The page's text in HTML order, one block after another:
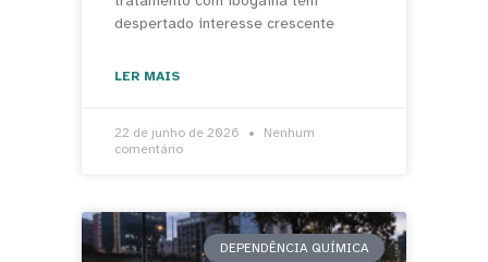
despertado interesse crescente
LER MAIS
22 de junho de 2026
Nenhum
comentário
DEPENDÊNCIA QUÍMICA